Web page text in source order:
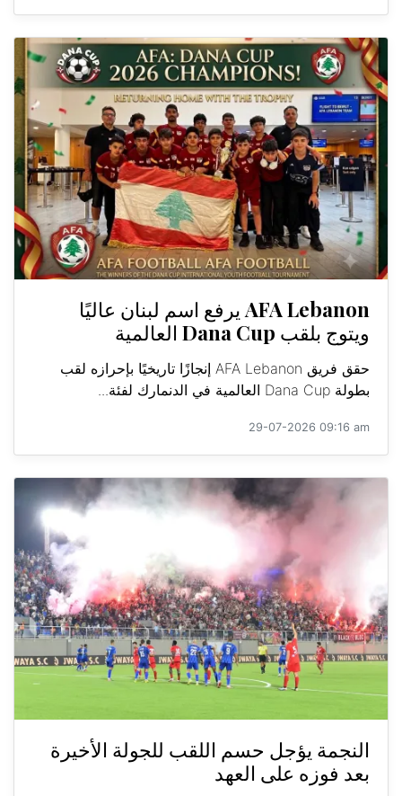
AFA Lebanon يرفع اسم لبنان عاليًا
ويتوج بلقب Dana Cup العالمية
حقق فريق AFA Lebanon إنجازًا تاريخيًا بإحرازه لقب
بطولة Dana Cup العالمية في الدنمارك لفئة...
29-07-2026 09:16 am
النجمة يؤجل حسم اللقب للجولة الأخيرة
بعد فوزه على العهد